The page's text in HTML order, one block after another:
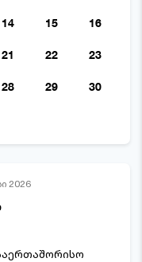
14 15 16
21 22 23
28 29 30
2026